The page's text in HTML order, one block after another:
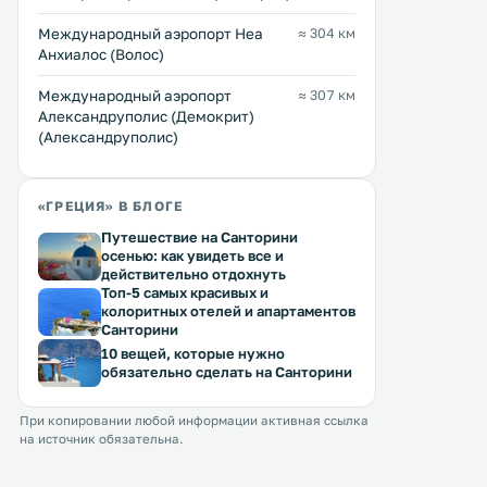
Международный аэропорт Неа
Анхиалос (Волос)
≈ 304 км
Междунарoдный аэропорт
Александруполис (Демокрит)
(Александруполис)
≈ 307 км
«ГРЕЦИЯ» В БЛОГЕ
Путешествие на Санторини
осенью: как увидеть все и
действительно отдохнуть
Топ-5 самых красивых и
колоритных отелей и апартаментов
Санторини
10 вещей, которые нужно
обязательно сделать на Санторини
При копировании любой информации активная ссылка
на источник обязательна.